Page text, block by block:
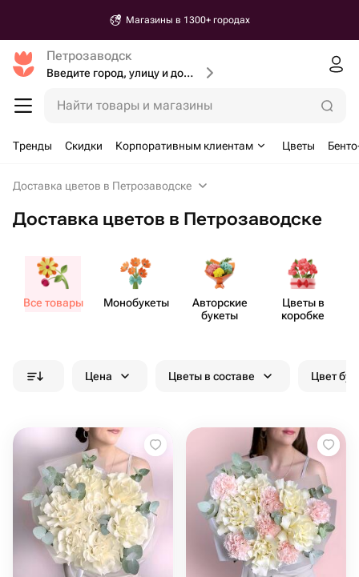
Магазины в 1300+ городах
Петрозаводск
Введите город, улицу и дом доставки
Найти товары и магазины
Тренды Скидки Корпоративным клиентам Цветы
Доставка цветов в Петрозаводске
Доставка цветов в Петрозаводске
Все товары Моно​букеты
Авторские
букеты
Цветы в
коробке
Цена Цветы в составе Цвет